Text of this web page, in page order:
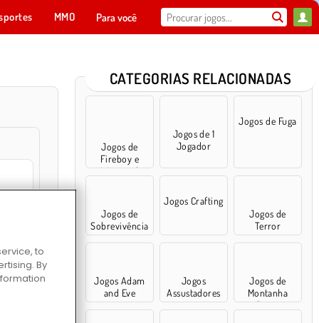
MMO Para você
CATEGORIAS RELACIONADAS
Jogos de
Fireboy e
Watergirl
Jogos de 1
Jogador
Jogos de Fuga
Jogos de
Sobrevivência
Jogos Crafting
Jogos de
Terror
Jogos Adam
and Eve
Jogos
Assustadores
Jogos de
Montanha
Russa
to
By